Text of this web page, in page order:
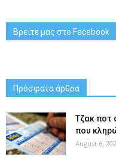
Βρείτε μας στο Facebook
Πρόσφατα άρθρα
Tζακ ποτ
που
August 6,